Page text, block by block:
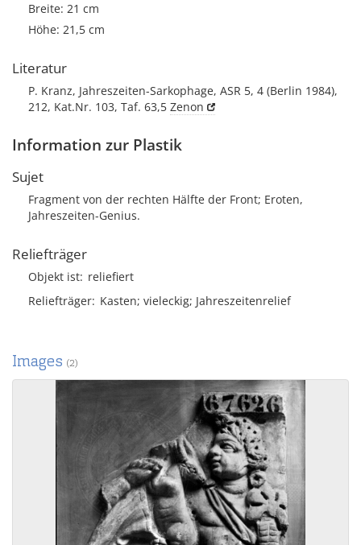
Breite: 21 cm
Höhe: 21,5 cm
Literatur
P. Kranz, Jahreszeiten-Sarkophage, ASR 5, 4 (Berlin 1984),
212, Kat.Nr. 103, Taf. 63,5 Zenon
Information zur Plastik
Sujet
Fragment von der rechten Hälfte der Front; Eroten,
Jahreszeiten-Genius.
Reliefträger
Objekt ist reliefiert
Reliefträger Kasten; vieleckig; Jahreszeitenrelief
Images (2)